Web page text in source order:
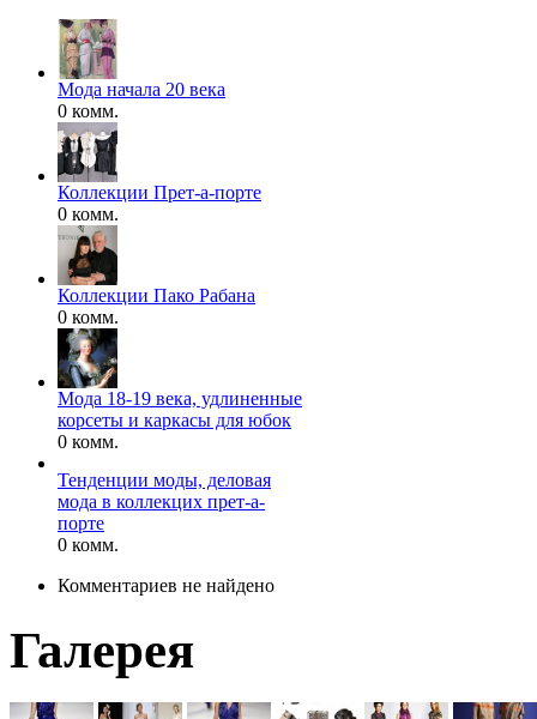
Мода начала 20 века
0 комм.
Коллекции Прет-а-порте
0 комм.
Коллекции Пако Рабана
0 комм.
Мода 18-19 века, удлиненные
корсеты и каркасы для юбок
0 комм.
Тенденции моды, деловая
мода в коллекцих прет-а-
порте
0 комм.
Комментариев не найдено
Галерея